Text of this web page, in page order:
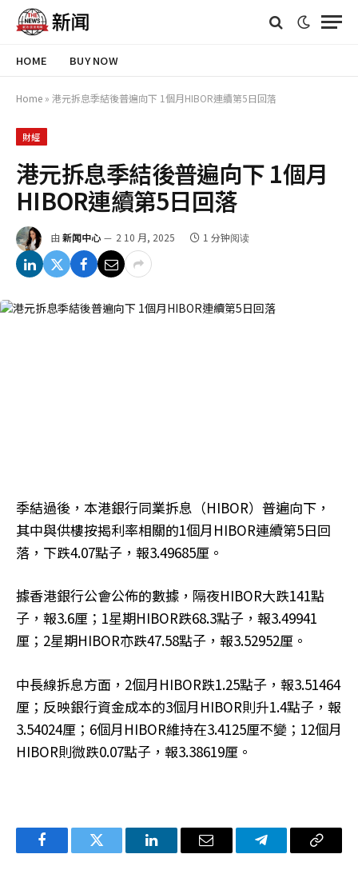
HOME BUY NOW
Home » 港元拆息季結後普遍向下 1個月HIBOR連續第5日回落
財經
港元拆息季結後普遍向下 1個月
HIBOR連續第5日回落
由 新闻中心 2 10 月, 2025 1 分钟阅读
季結過後，本港銀行同業拆息（HIBOR）普遍向下，
其中與供樓按揭利率相關的1個月HIBOR連續第5日回
落，下跌4.07點子，報3.49685厘。
據香港銀行公會公佈的數據，隔夜HIBOR大跌141點
子，報3.6厘；1星期HIBOR跌68.3點子，報3.49941
厘；2星期HIBOR亦跌47.58點子，報3.52952厘。
中長線拆息方面，2個月HIBOR跌1.25點子，報3.51464
厘；反映銀行資金成本的3個月HIBOR則升1.4點子，報
3.54024厘；6個月HIBOR維持在3.4125厘不變；12個月
HIBOR則微跌0.07點子，報3.38619厘。
FacebookTwitter LinkedIn电
Telegram复